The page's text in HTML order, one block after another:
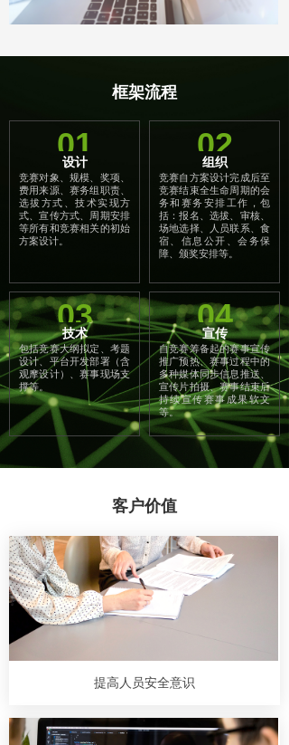
框架流程
01
设计
竞赛对象、规模、奖项、
费用来源、赛务组职责、
选拔方式、技术实现方
式、宣传方式、周期安排
等所有和竞赛相关的初始
方案设计。
02
组织
竞赛自方案设计完成后至
竞赛结束全生命周期的会
务和赛务安排工作，包
括：报名、选拔、审核、
场地选择、人员联系、食
宿、信息公开、会务保
障、颁奖安排等。
03
技术
包括竞赛大纲拟定、考题
设计、平台开发部署（含
观摩设计）、赛事现场支
撑等。
04
宣传
自竞赛筹备起的赛事宣传
推广预热、赛事过程中的
多种媒体同步信息推送、
宣传片拍摄、赛事结束后
持续宣传赛事成果软文
等。
客户价值
提高人员安全意识